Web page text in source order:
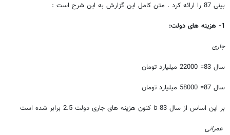
بینی 87 را ارائه کرد . متن کامل این گزارش به این شرح است :
1- هزینه های دولت:
جاری
سال 83= 22000 میلیارد تومان
سال 87= 58000 میلیارد تومان
بر این اساس از سال 83 تا کنون هزینه های جاری دولت 2.5 برابر شده است
عمرانی